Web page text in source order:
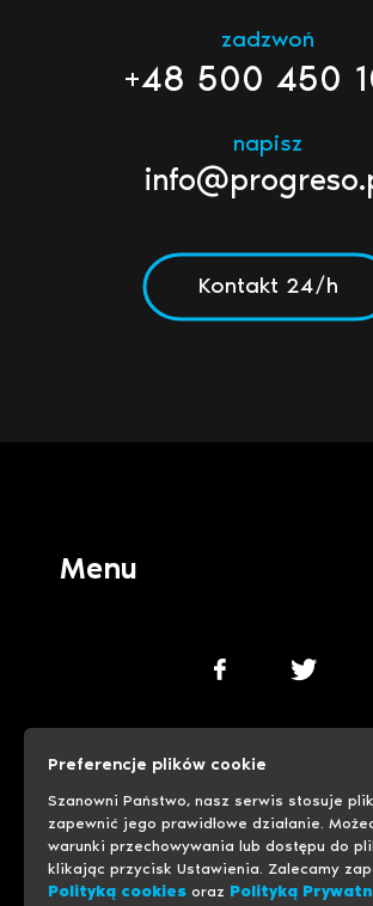
zadzwoń
+48 500 450
napisz
Kontakt 24/h
Menu
© 1999-2026 ProgresoUsługi
Preferencje plików cookie
Szanowni Państwo, nasz serwis stosuje
zapewnić jego prawidłowe działanie.
warunki przechowywania lub dostępu do
klikając przycisk Ustawienia. Zalecamy
Polityką cookies oraz Polityką